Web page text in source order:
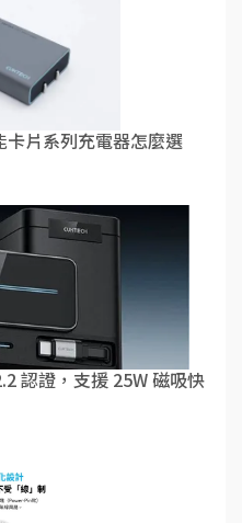
卡片系列充電器怎麼選
認證，支援 25W 磁吸快